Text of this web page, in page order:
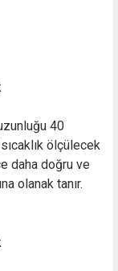
40
ölçülecek
daha doğru ve
olanak tanır.